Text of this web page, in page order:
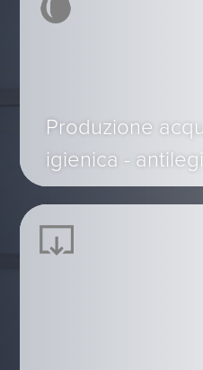
Produzione
igienica -